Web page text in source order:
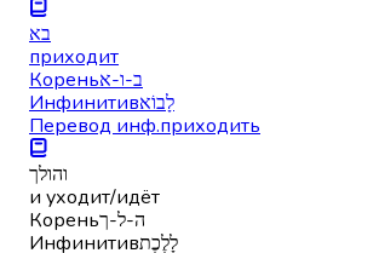
בא
приходит
Кореньב-ו-א
Инфинитивלָבוֹא
Перевод инф.приходить
והולך
и уходит/идёт
Кореньה-ל-ך
Инфинитивלָלֶכֶת